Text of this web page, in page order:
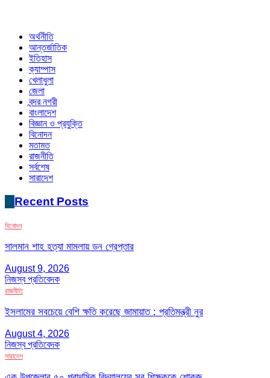
অর্থনীতি
আন্তর্জাতিক
ইতিহাস
ক্যাম্পাস
খেলাধুলা
জেলা
বন্দর নগরী
বাংলাদেশ
বিজ্ঞান ও প্রযুক্তি
বিনোদন
মতামত
রাজনীতি
সর্বশেষ
সারাদেশ
Recent Posts
বিনোদন
সালমান শাহ হত্যা মামলায় ডন গ্রেপ্তার
August 9, 2026
নিজস্ব প্রতিবেদক
রাজনীতি
ইসলামের সবচেয়ে বেশি ক্ষতি করেছে জামায়াত : প্রতিমন্ত্রী নুর
August 4, 2026
নিজস্ব প্রতিবেদক
সারাদেশ